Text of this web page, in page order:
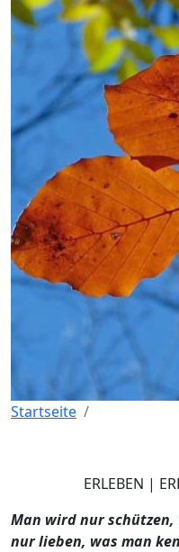
Startseite
ERLEBEN |
Man wird nur
nur lieben, was man